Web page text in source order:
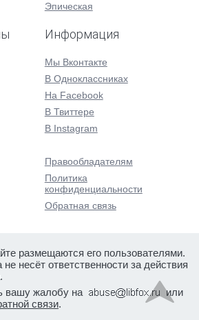
Эпическая
Информация
Мы Вконтакте
В Одноклассниках
На Facebook
В Твиттере
В Instagram
Правообладателям
Политика
конфиденциальности
Обратная связь
размещаются его пользователями.
несёт ответственности за действия
вашу жалобу на
или
связи.